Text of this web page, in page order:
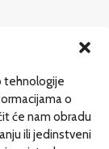
tehnologije
o
će nam obradu
ili jedinstveni